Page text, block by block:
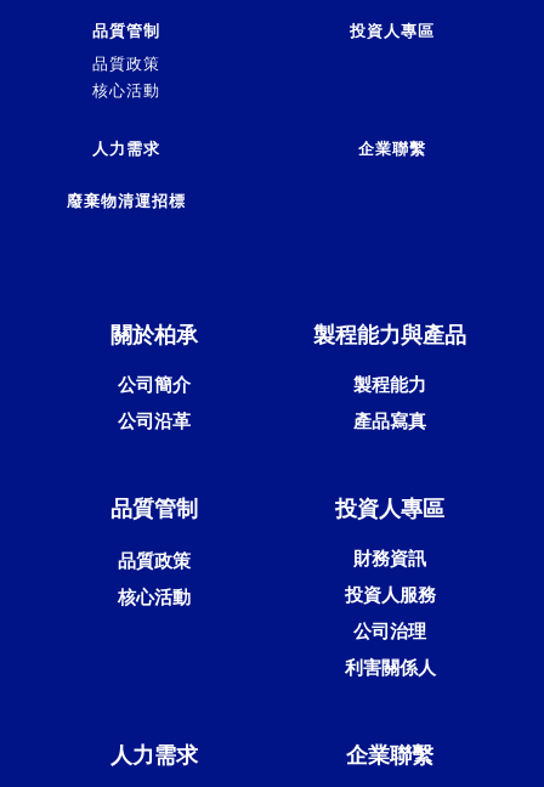
品質管制
品質政策
核心活動
投資人專區
人力需求 企業聯繫
廢棄物清運招標
關於柏承
公司簡介
公司沿革
製程能力與產品
製程能力
產品寫真
品質管制
品質政策
核心活動
投資人專區
財務資訊
投資人服務
公司治理
利害關係人
人力需求 企業聯繫